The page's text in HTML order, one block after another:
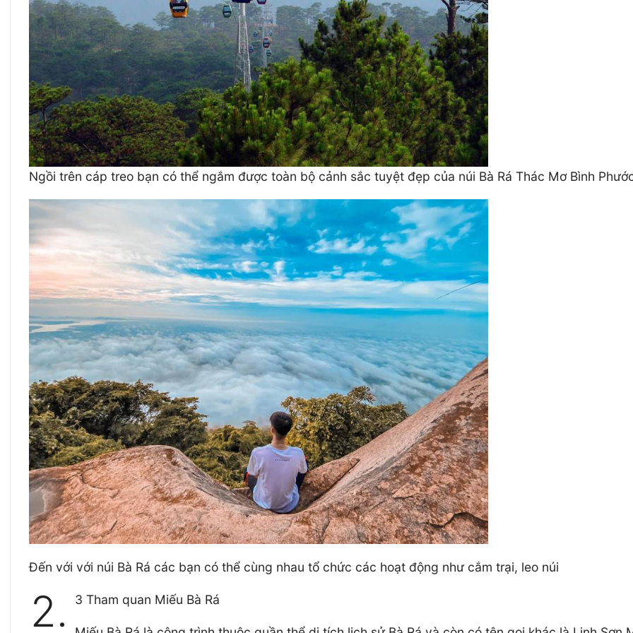
Ngồi trên cáp treo bạn có thể ngắm được toàn bộ cảnh sắc tuyệt đẹp của núi Bà Rá Thác Mơ Bình
Đến với với núi Bà Rá các bạn có thể cùng nhau tổ chức các hoạt động như cắm trại, leo núi
2. 3 Tham quan Miếu Bà Rá